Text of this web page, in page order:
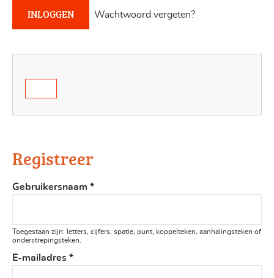
Wachtwoord vergeten?
Registreer
Gebruikersnaam *
Toegestaan zijn: letters, cijfers, spatie, punt, koppelteken, aanhalingsteken of
onderstrepingsteken.
E-mailadres *